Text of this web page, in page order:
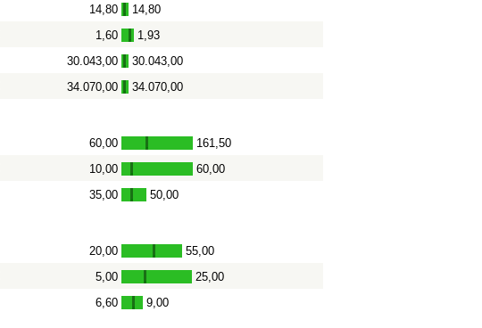
14,80 - 14,80
1,60 - 1,93
30.043,00 - 30.043,00
34.070,00 - 34.070,00
60,00 - 161,50
10,00 - 60,00
35,00 - 50,00
20,00 - 55,00
5,00 - 25,00
6,60 - 9,00